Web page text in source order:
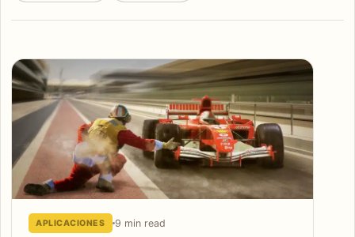
Articles
APLICACIONES 9 min read